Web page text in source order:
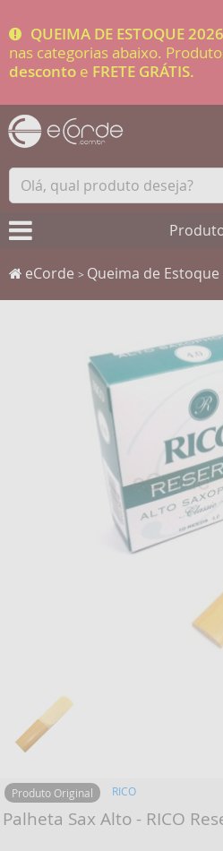
QUEIMA DE ESTOQUE
nas categorias abaixo.
desconto e FRETE GRÁTIS.
eCorde > Queima de Estoque
Produto Original RICO
Palheta Sax Alto - RICO